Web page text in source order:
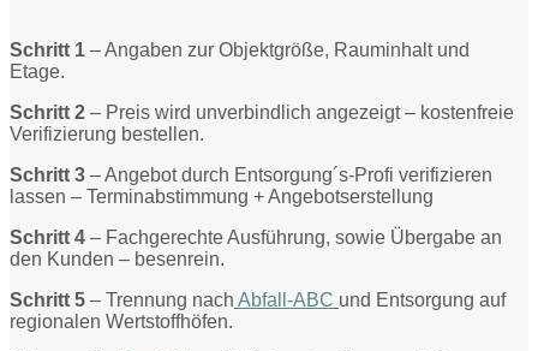
Schritt 1 – Angaben zur Objektgröße, Rauminhalt und
Etage.
Schritt 2 – Preis wird unverbindlich angezeigt – kostenfreie
Verifizierung bestellen.
Schritt 3 – Angebot durch Entsorgung´s-Profi verifizieren
lassen – Terminabstimmung + Angebotserstellung
Schritt 4 – Fachgerechte Ausführung, sowie Übergabe an
den Kunden – besenrein.
Schritt 5 – Trennung nach Abfall-ABC und Entsorgung auf
regionalen Wertstoffhöfen.